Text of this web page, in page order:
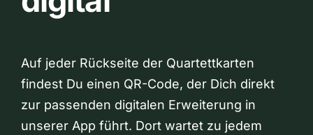
Auf jeder Rückseite der Quartettkarten
findest Du einen QR-Code, der Dich direkt
zur passenden digitalen Erweiterung in
unserer App führt. Dort wartet zu jedem